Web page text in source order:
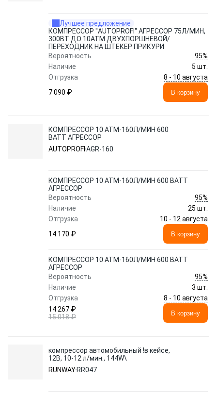
Лучшее предложение
КОМПРЕССОР ''AUTOPROFI'' АГРЕССОР 75Л/МИН,
300ВТ ДО 10АТМ ДВУХПОРШНЕВОЙ/
ПЕРЕХОДНИК НА ШТЕКЕР ПРИКУРИ
Вероятность
95%
Наличие
5 шт.
Отгрузка
8 - 10 августа
7 090 ₽
В корзину
КОМПРЕССОР 10 АТМ-160Л/МИН 600
ВАТТ АГРЕССОР
AUTOPROFI AGR-160
КОМПРЕССОР 10 АТМ-160Л/МИН 600 ВАТТ
АГРЕССОР
Вероятность
95%
Наличие
25 шт.
Отгрузка
10 - 12 августа
14 170 ₽
В корзину
КОМПРЕССОР 10 АТМ-160Л/МИН 600 ВАТТ
АГРЕССОР
Вероятность
95%
Наличие
3 шт.
Отгрузка
8 - 10 августа
14 267 ₽
15 018 ₽
В корзину
компрессор автомобильный !в кейсе,
12В, 10-12 л/мин., 144W\
RUNWAY RR047